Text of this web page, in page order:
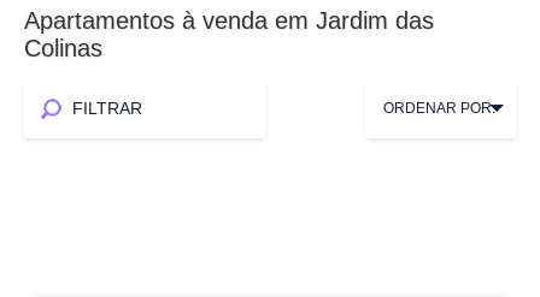
Apartamentos à venda em Jardim das
Colinas
FILTRAR ORDENAR POR: